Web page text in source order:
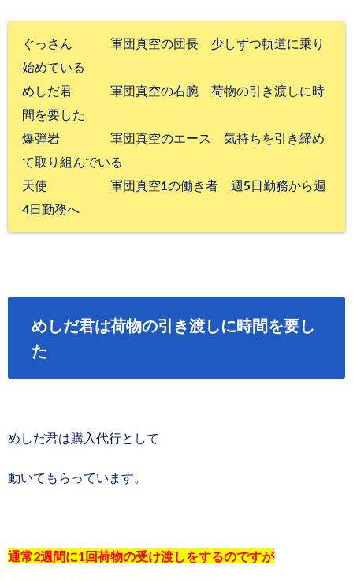
ぐっさん 軍団真空の団長 少しずつ軌道に乗り
始めている
めしだ君 軍団真空の右腕 荷物の引き渡しに時
間を要した
爆弾岩 軍団真空のエース 気持ちを引き締め
て取り組んでいる
天使 軍団真空1の働き者 週5日勤務から週
4日勤務へ
めしだ君は荷物の引き渡しに時間を要し
た
めしだ君は購入代行として
動いてもらっています。
通常2週間に1回荷物の受け渡しをするのですが